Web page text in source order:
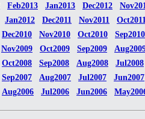
Feb2013 Jan2013 Dec2012
Jan2012 Dec2011 Nov2011
Dec2010 Nov2010 Oct2010
Sep2010
Nov2009 Oct2009 Sep2009
Oct2008 Sep2008 Aug2008
Jul2008
Sep2007 Aug2007 Jul2007
Jun2007
Aug2006 Jul2006 Jun2006